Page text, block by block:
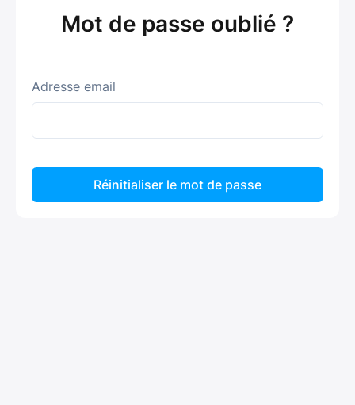
Mot de passe oublié ?
Adresse email
Réinitialiser le mot de passe